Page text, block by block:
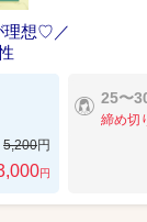
理想♡／
5,200円
円
25〜
締め切